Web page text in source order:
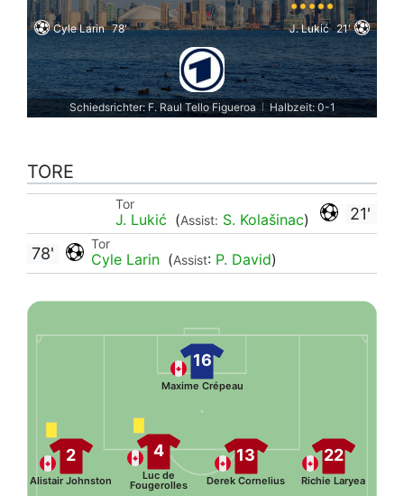
Cyle Larin 78' J. Lukić 21'
Schiedsrichter: F. Raul Tello Figueroa Halbzeit: 0-1
TORE
21'
Tor
J. Lukić (Assist: S. Kolašinac)
Tor
Cyle Larin (Assist: P. David)
78'
16
Maxime Crépeau
22
Richie Laryea
13
Derek Cornelius
4
Luc de
Fougerolles
2
Alistair Johnston